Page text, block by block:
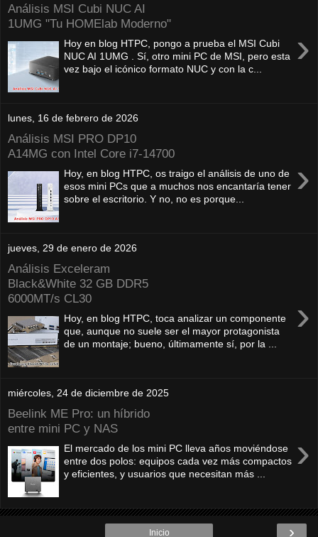
Análisis MSI Cubi NUC AI
1UMG "Tu HOMElab Moderno"
›
Hoy en blog HTPC, pongo a prueba el MSI Cubi
NUC AI 1UMG . Sí, otro mini PC de MSI, pero esta
vez bajo el icónico formato NUC y con la c...
lunes, 16 de febrero de 2026
Análisis MSI PRO DP10
A14MG con Intel Core i7-14700
›
Hoy, en blog HTPC, os traigo el análisis de uno de
esos mini PCs que a muchos nos encantaría tener
sobre el escritorio. Y no, no es porque...
jueves, 29 de enero de 2026
Análisis Exceleram
Black&White 32 GB DDR5
6000MT/s CL30
›
Hoy, en blog HTPC, toca analizar un componente
que, aunque no suele ser el mayor protagonista
de un montaje; bueno, últimamente sí, por la ...
miércoles, 24 de diciembre de 2025
Beelink ME Pro: un híbrido
entre mini PC y NAS
›
El mercado de los mini PC lleva años moviéndose
entre dos polos: equipos cada vez más compactos
y eficientes, y usuarios que necesitan más ...
›
Inicio